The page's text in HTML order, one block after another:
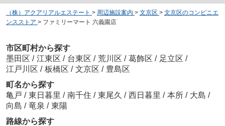
（株）アクアリアルエステート > 周辺施設案内 > 文京区 > 文京区のコンビニエ
ンスストア > ファミリーマート 六義園店
市区町村から探す
墨田区 / 江東区 / 台東区 / 荒川区 / 葛飾区 / 足立区 /
江戸川区 / 板橋区 / 文京区 / 豊島区
町名から探す
亀戸 / 東日暮里 / 南千住 / 東尾久 / 西日暮里 / 本所 / 大島 /
向島 / 竜泉 / 東陽
路線から探す